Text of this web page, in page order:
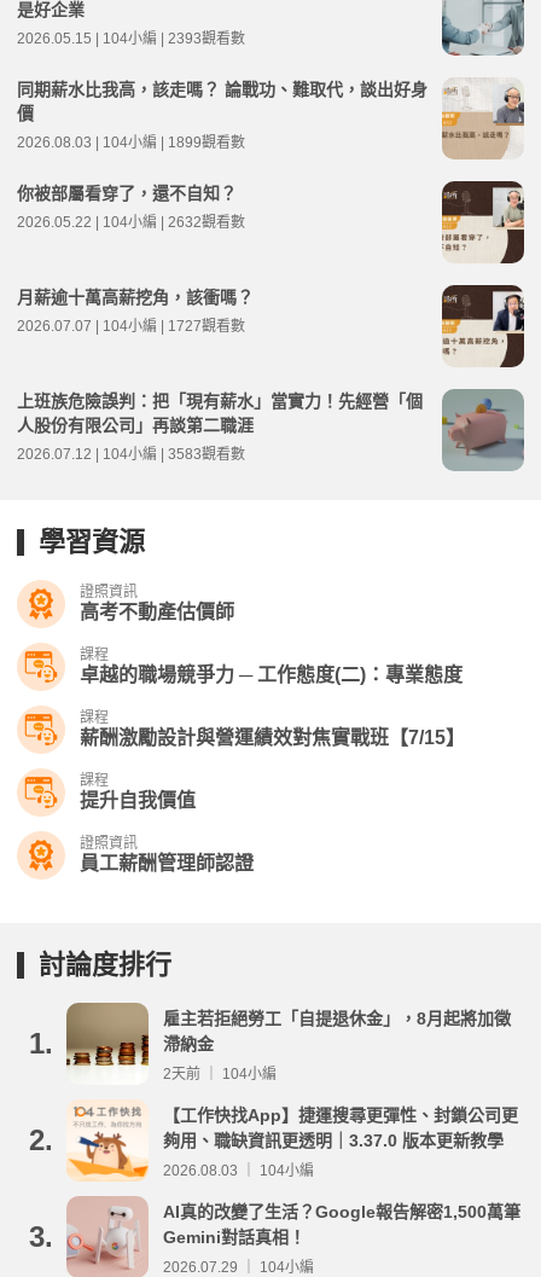
是好企業
2026.05.15 | 104小編 | 2393觀看數
同期薪水比我高，該走嗎？ 論戰功、難取代，談出好身
價
2026.08.03 | 104小編 | 1899觀看數
你被部屬看穿了，還不自知？
2026.05.22 | 104小編 | 2632觀看數
月薪逾十萬高薪挖角，該衝嗎？
2026.07.07 | 104小編 | 1727觀看數
上班族危險誤判：把「現有薪水」當實力！先經營「個
人股份有限公司」再談第二職涯
2026.07.12 | 104小編 | 3583觀看數
學習資源
證照資訊
高考不動產估價師
課程
卓越的職場競爭力 ─ 工作態度(二)：專業態度
課程
薪酬激勵設計與營運績效對焦實戰班【7/15】
課程
提升自我價值
證照資訊
員工薪酬管理師認證
討論度排行
1.
雇主若拒絕勞工「自提退休金」，8月起將加徵
滯納金
2天前 ｜ 104小編
2.
【工作快找App】捷運搜尋更彈性、封鎖公司更
夠用、職缺資訊更透明｜3.37.0 版本更新教學
2026.08.03 ｜ 104小編
3.
AI真的改變了生活？Google報告解密1,500萬筆
Gemini對話真相！
2026.07.29 ｜ 104小編